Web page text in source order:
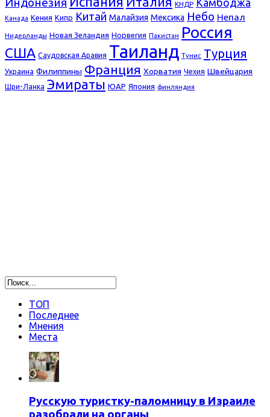
КНДР Камбоджа
Канада Кения Кипр Китай Малайзия Мексика Небо Непал
Нидерланды Новая Зеландия Норвегия Пакистан Россия
США Саудовская Аравия Таиланд Тунис Турция
Украина Филиппины Франция Хорватия Чехия Швейцария
Шри-Ланка Эмираты ЮАР Япония финляндия
ТОП
Последнее
Мнения
Места
Русскую туристку-паломницу в Израиле